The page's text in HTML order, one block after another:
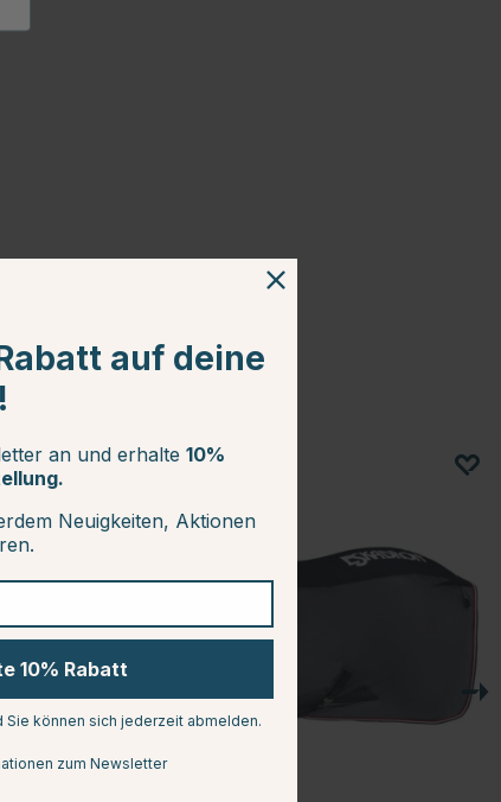
auf deine
an und erhalte 10%
Neuigkeiten, Aktionen
10% Rabatt
können sich jederzeit abmelden.
zum Newsletter